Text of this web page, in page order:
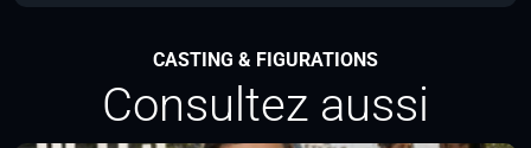
CASTING & FIGURATIONS
Consultez aussi